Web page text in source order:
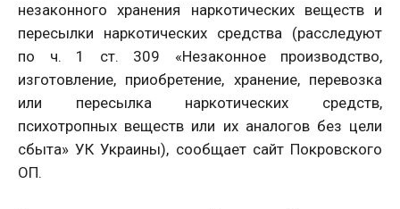
незаконного хранения наркотических веществ и
пересылки наркотических средства (расследуют
по ч. 1 ст. 309 «Незаконное производство,
изготовление, приобретение, хранение, перевозка
или пересылка наркотических средств,
психотропных веществ или их аналогов без цели
сбыта» УК Украины), сообщает сайт Покровского
ОП.